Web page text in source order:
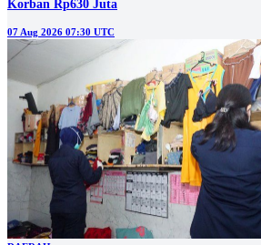
Korban Rp630 Juta
07 Aug 2026 07:30 UTC